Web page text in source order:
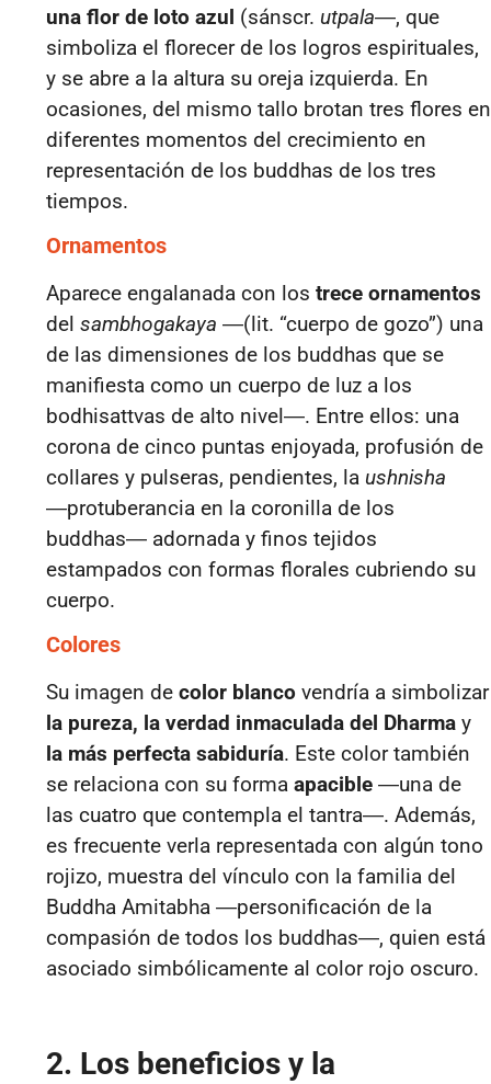
una flor de loto azul (sánscr. utpala―, que
simboliza el florecer de los logros espirituales,
y se abre a la altura su oreja izquierda. En
ocasiones, del mismo tallo brotan tres flores en
diferentes momentos del crecimiento en
representación de los buddhas de los tres
tiempos.
Ornamentos
Aparece engalanada con los trece ornamentos
del sambhogakaya ―(lit. “cuerpo de gozo”) una
de las dimensiones de los buddhas que se
manifiesta como un cuerpo de luz a los
bodhisattvas de alto nivel―. Entre ellos: una
corona de cinco puntas enjoyada, profusión de
collares y pulseras, pendientes, la ushnisha
―protuberancia en la coronilla de los
buddhas― adornada y finos tejidos
estampados con formas florales cubriendo su
cuerpo.
Colores
Su imagen de color blanco vendría a simbolizar
la pureza, la verdad inmaculada del Dharma y
la más perfecta sabiduría. Este color también
se relaciona con su forma apacible ―una de
las cuatro que contempla el tantra―. Además,
es frecuente verla representada con algún tono
rojizo, muestra del vínculo con la familia del
Buddha Amitabha ―personificación de la
compasión de todos los buddhas―, quien está
asociado simbólicamente al color rojo oscuro.
2. Los beneficios y la